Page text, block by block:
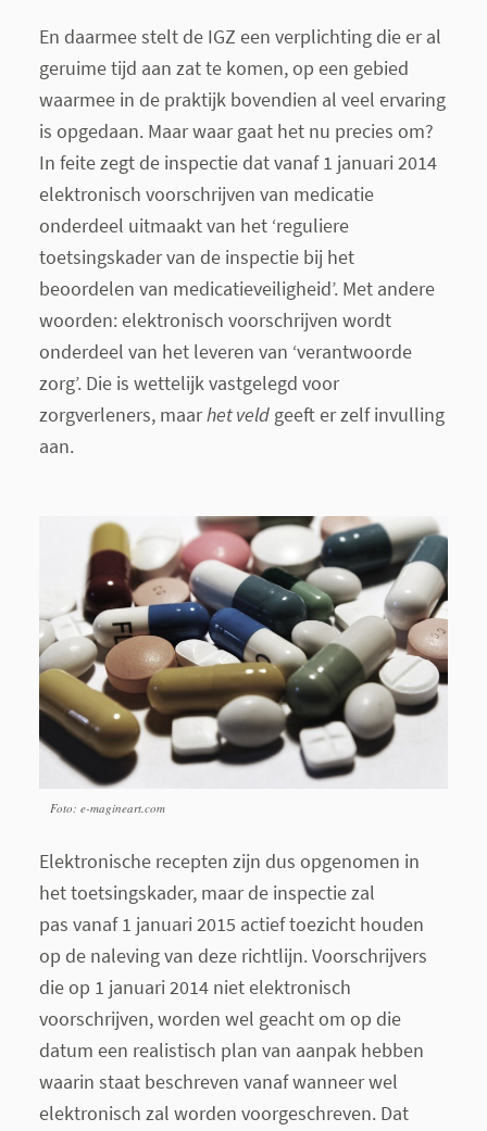
En daarmee stelt de IGZ een verplichting die er al
geruime tijd aan zat te komen, op een gebied
waarmee in de praktijk bovendien al veel ervaring
is opgedaan. Maar waar gaat het nu precies om?
In feite zegt de inspectie dat vanaf 1 januari 2014
elektronisch voorschrijven van medicatie
onderdeel uitmaakt van het ‘reguliere
toetsingskader van de inspectie bij het
beoordelen van medicatieveiligheid’. Met andere
woorden: elektronisch voorschrijven wordt
onderdeel van het leveren van ‘verantwoorde
zorg’. Die is wettelijk vastgelegd voor
zorgverleners, maarhet veldgeeft er zelf invulling
aan.
Foto: e-magineart.com
Elektronische recepten zijn dus opgenomen in
het toetsingskader, maar de inspectie zal
pas vanaf 1 januari 2015 actief toezicht houden
op de naleving van deze richtlijn. Voorschrijvers
die op 1 januari 2014 niet elektronisch
voorschrijven, worden wel geacht om op die
datum een realistisch plan van aanpak hebben
waarin staat beschreven vanaf wanneer wel
elektronisch zal worden voorgeschreven. Dat